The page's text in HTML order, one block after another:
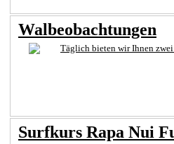
Walbeobachtungen
Täglich bieten wir Ihnen zwei
Surfkurs Rapa Nui